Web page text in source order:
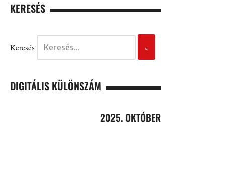
KERESÉS
Keresés
DIGITÁLIS KÜLÖNSZÁM
2025. OKTÓBER